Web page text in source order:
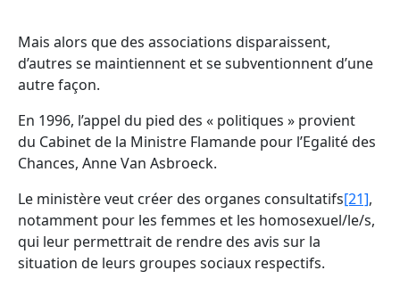
Mais alors que des associations disparaissent,
d’autres se maintiennent et se subventionnent d’une
autre façon.
En 1996, l’appel du pied des « politiques » provient
du Cabinet de la Ministre Flamande pour l’Egalité des
Chances, Anne Van Asbroeck.
Le ministère veut créer des organes consultatifs[21],
notamment pour les femmes et les homosexuel/le/s,
qui leur permettrait de rendre des avis sur la
situation de leurs groupes sociaux respectifs.